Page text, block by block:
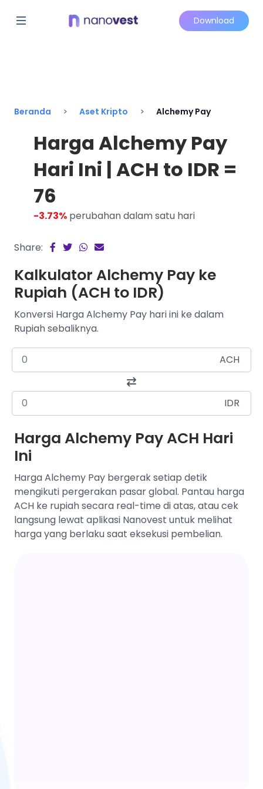
Download
Beranda Aset Kripto Alchemy Pay
Harga Alchemy Pay
Hari Ini | ACH to IDR =
76
-3.73% perubahan dalam satu hari
Share:
Kalkulator Alchemy Pay ke
Rupiah (ACH to IDR)
Konversi Harga Alchemy Pay hari ini ke dalam
Rupiah sebaliknya.
ACH
IDR
Harga Alchemy Pay ACH Hari
Ini
Harga Alchemy Pay bergerak setiap detik
mengikuti pergerakan pasar global. Pantau harga
ACH ke rupiah secara real-time di atas, atau cek
langsung lewat aplikasi Nanovest untuk melihat
harga yang berlaku saat eksekusi pembelian.